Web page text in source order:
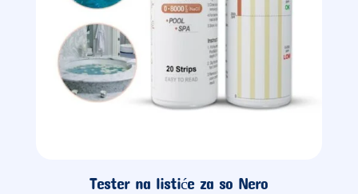
Tester na listiće za so Nero